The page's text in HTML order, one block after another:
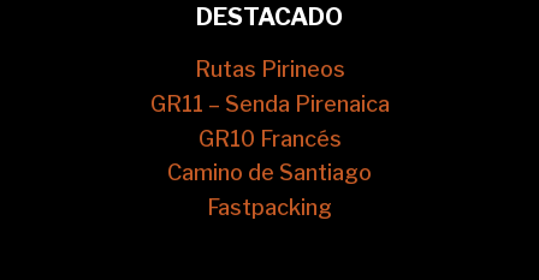
DESTACADO
Rutas Pirineos
GR11 – Senda Pirenaica
GR10 Francés
Camino de Santiago
Fastpacking